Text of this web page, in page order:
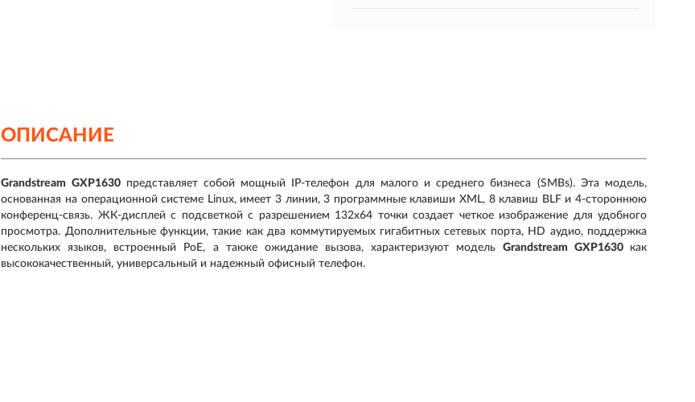
ОПИСАНИЕ
Grandstream GXP1630представляет собой мощный IP-телефон для малого и среднего бизнеса (SMBs). Эта модель,
основанная на операционной системе Linux, имеет 3 линии, 3 программные клавиши XML, 8 клавиш BLF и 4-стороннюю
конференц-связь. ЖК-дисплей с подсветкой с разрешением 132x64 точки создает четкое изображение для удобного
просмотра. Дополнительные функции, такие как два коммутируемых гигабитных сетевых порта, HD аудио, поддержка
нескольких языков, встроенный PoE, а также ожидание вызова, характеризуют модель Grandstream GXP1630 как
высококачественный, универсальный и надежный офисный телефон.